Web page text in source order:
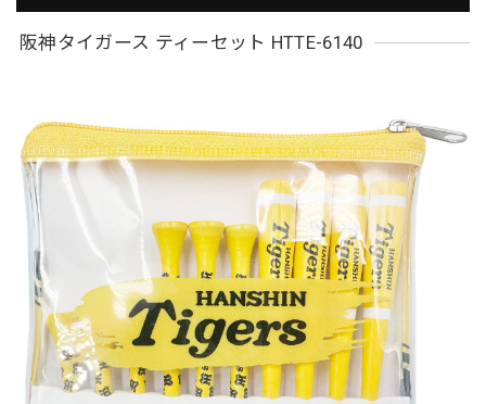
阪神タイガース ティーセット HTTE-6140